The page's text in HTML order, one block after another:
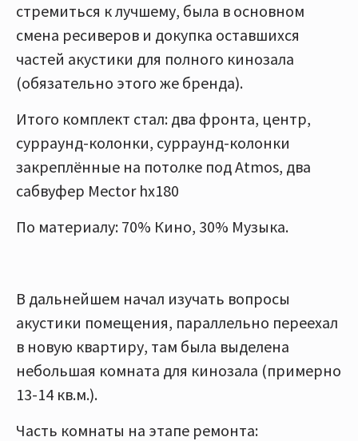
стремиться к лучшему, была в основном
смена ресиверов и докупка оставшихся
частей акустики для полного кинозала
(обязательно этого же бренда).
Итого комплект стал: два фронта, центр,
сурраунд-колонки, сурраунд-колонки
закреплённые на потолке под Atmos, два
сабвуфер Мector hx180
По материалу: 70% Кино, 30% Музыка.
В дальнейшем начал изучать вопросы
акустики помещения, параллельно переехал
в новую квартиру, там была выделена
небольшая комната для кинозала (примерно
13-14 кв.м.).
Часть комнаты на этапе ремонта: